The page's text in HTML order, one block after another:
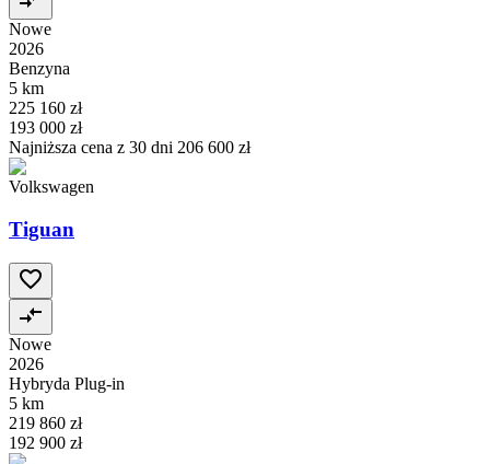
Nowe
2026
Benzyna
5 km
225 160 zł
193 000 zł
Najniższa cena z 30 dni 206 600 zł
Volkswagen
Tiguan
Nowe
2026
Hybryda Plug-in
5 km
219 860 zł
192 900 zł